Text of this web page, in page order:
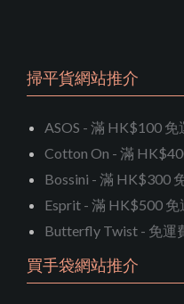
掃平貨網站推介
ASOS - 滿 HK$100 免
Cotton On - 滿
Bossini - 滿 HK$300
Esprit - 滿 HK$500 免
Butterfly Twist - 免運
買手袋網站推介